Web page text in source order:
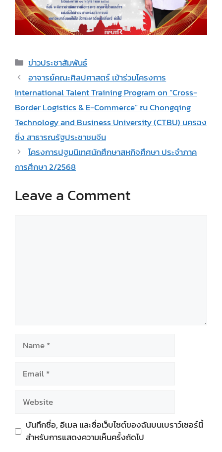
Categories
ข่าวประชาสัมพันธ์
อาจารย์คณะศิลปศาสตร์ เข้าร่วมโครงการ
International Talent Training Program on “Cross-
Border Logistics & E-Commerce” ณ Chongqing
Technology and Business University (CTBU) นครฉง
ซิ่ง สาธารณรัฐประชาชนจีน
โครงการปฐมนิเทศนักศึกษาสหกิจศึกษา ประจำภาค
การศึกษา 2/2568
Leave a Comment
บันทึกชื่อ, อีเมล และชื่อเว็บไซต์ของฉันบนเบราว์เซอร์นี้
สำหรับการแสดงความเห็นครั้งถัดไป